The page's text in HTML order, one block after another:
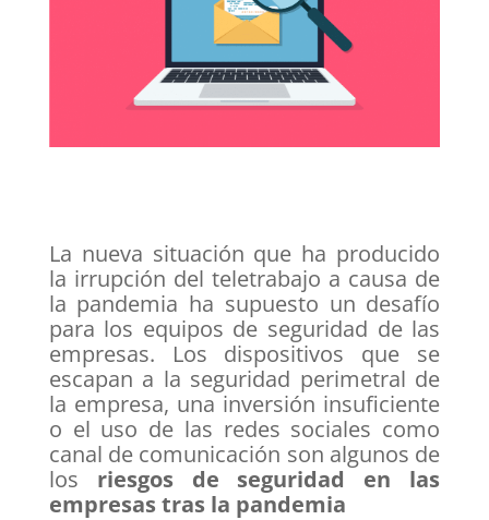
La nueva situación que ha producido
la irrupción del teletrabajo a causa de
la pandemia ha supuesto un desafío
para los equipos de seguridad de las
empresas. Los dispositivos que se
escapan a la seguridad perimetral de
la empresa, una inversión insuficiente
o el uso de las redes sociales como
canal de comunicación son algunos de
los riesgos de seguridad en las
empresas tras la pandemia